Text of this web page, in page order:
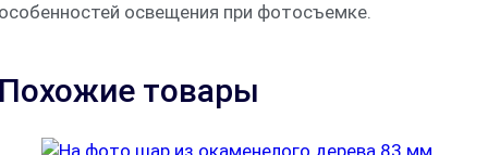
освещения при фотосъемке.
товары